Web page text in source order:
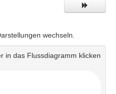
wechseln.
in das Flussdiagramm klicken